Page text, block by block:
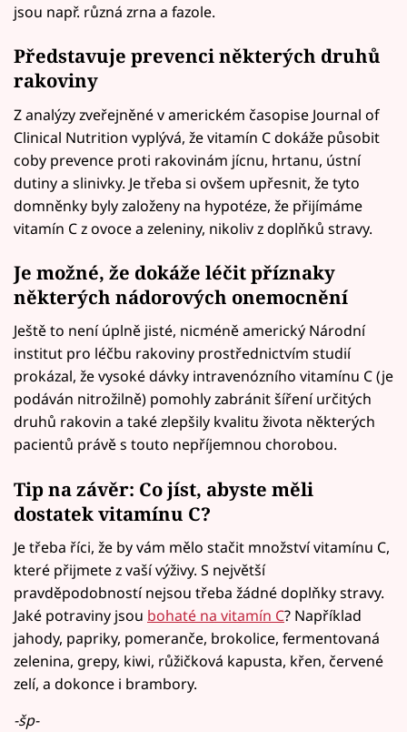
jsou např. různá zrna a fazole.
Představuje prevenci některých druhů
rakoviny
Z analýzy zveřejněné v americkém časopise Journal of
Clinical Nutrition vyplývá, že vitamín C dokáže působit
coby prevence proti rakovinám jícnu, hrtanu, ústní
dutiny a slinivky. Je třeba si ovšem upřesnit, že tyto
domněnky byly založeny na hypotéze, že přijímáme
vitamín C z ovoce a zeleniny, nikoliv z doplňků stravy.
Je možné, že dokáže léčit příznaky
některých nádorových onemocnění
Ještě to není úplně jisté, nicméně americký Národní
institut pro léčbu rakoviny prostřednictvím studií
prokázal, že vysoké dávky intravenózního vitamínu C (je
podáván nitrožilně) pomohly zabránit šíření určitých
druhů rakovin a také zlepšily kvalitu života některých
pacientů právě s touto nepříjemnou chorobou.
Tip na závěr: Co jíst, abyste měli
dostatek vitamínu C?
Je třeba říci, že by vám mělo stačit množství vitamínu C,
které přijmete z vaší výživy. S největší
pravděpodobností nejsou třeba žádné doplňky stravy.
Jaké potraviny jsou bohaté na vitamín C? Například
jahody, papriky, pomeranče, brokolice, fermentovaná
zelenina, grepy, kiwi, růžičková kapusta, křen, červené
zelí, a dokonce i brambory.
-šp-